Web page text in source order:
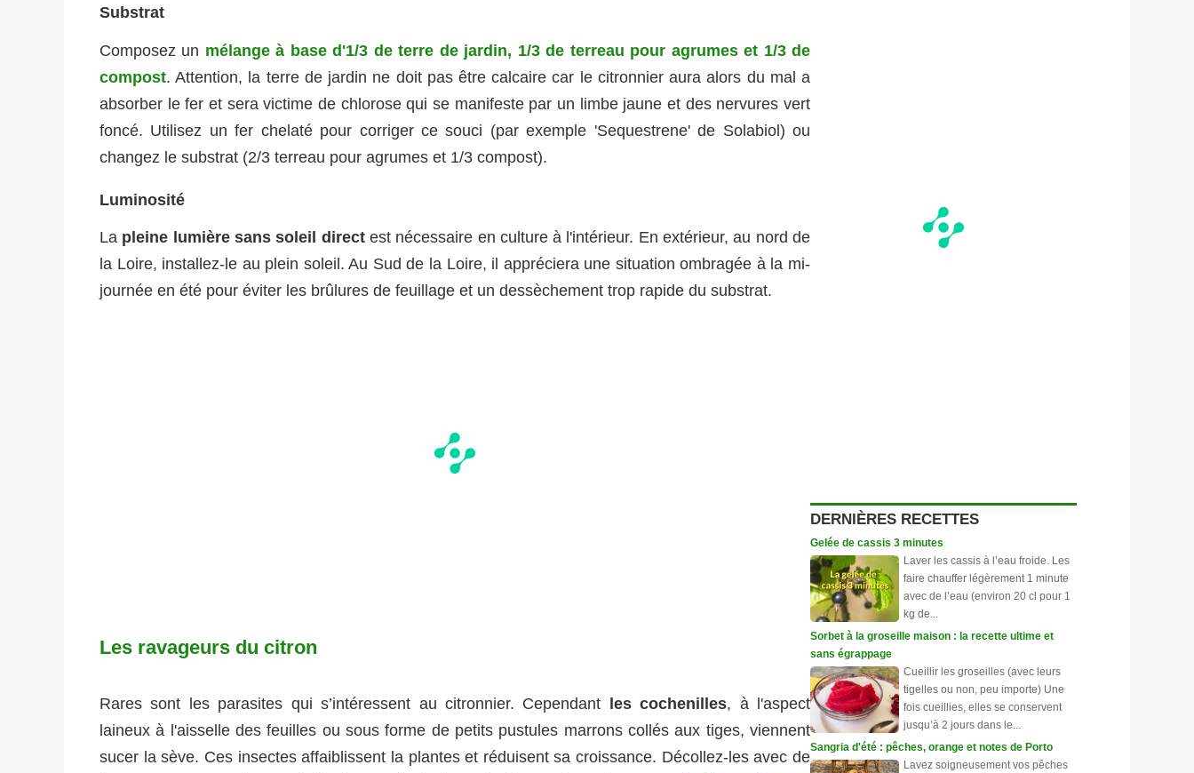
Substrat
Composez un mélange à base d'1/3 de terre de jardin, 1/3 de terreau pour agrumes et 1/3 de
compost. Attention, la terre de jardin ne doit pas être calcaire car le citronnier aura alors du mal a
absorber le fer et sera victime de chlorose qui se manifeste par un limbe jaune et des nervures vert
foncé. Utilisez un fer chelaté pour corriger ce souci (par exemple 'Sequestrene' de Solabiol) ou
changez le substrat (2/3 terreau pour agrumes et 1/3 compost).
Luminosité
La pleine lumière sans soleil directest nécessaire en culture à l'intérieur. En extérieur, au nord de
la Loire, installez-le au plein soleil. Au Sud de la Loire, il appréciera une situation ombragée à la mi-
journée en été pour éviter les brûlures de feuillage et un dessèchement trop rapide du substrat.
Les ravageurs du citron
Rares sont les parasites qui s’intéressent au citronnier. Cependant les cochenilles, à l'aspect
laineux à l'aisselle des feuilles ou sous forme de petits pustules marrons collés aux tiges, viennent
sucer la sève. Ces insectes affaiblissent la plantes et réduisent sa croissance. Décollez-les avec de
DERNIÈRES RECETTES
Gelée de cassis 3 minutes
Laver les cassis à l’eau froide. Les
faire chauffer légèrement 1 minute
avec de l’eau (environ 20 cl pour 1
kg de...
Sorbet à la groseille maison : la recette ultime et
sans égrappage
Cueillir les groseilles (avec leurs
tigelles ou non, peu importe) Une
fois cueillies, elles se conservent
jusqu’à 2 jours dans le...
Sangria d'été : pêches, orange et notes de Porto
Lavez soigneusement vos pêches